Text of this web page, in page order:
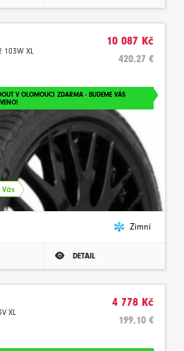
103W XL
10 087 Kč
420.27 €
V OLOMOUCI ZDARMA - BUDEME VÁS
Vás
Zimní
DETAIL
XL
4 778 Kč
199.10 €